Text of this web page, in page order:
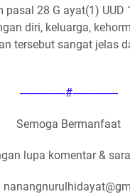
28 G ayat(1)
diri, keluarga,
tersebut sangat jelas
----------------#----------------
Semoga Bermanfaat
lupa komentar &